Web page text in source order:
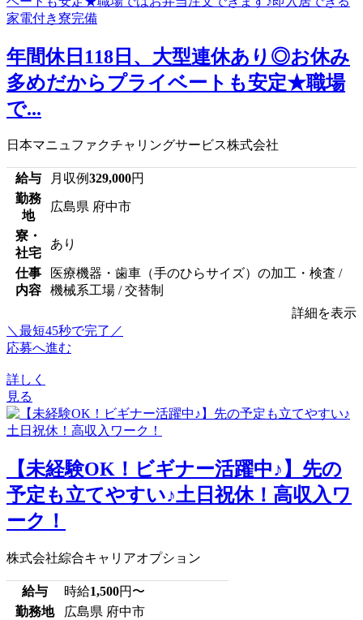
年間休日118日、大型連休あり◎お休み
多めだからプライベートも安定★職場
で...
日本マニュファクチャリングサービス株式会社
給与 月収例329,000円
勤務
地
広島県 府中市
寮・
社宅
あり
仕事
内容
医療機器・歯車（手のひらサイズ）の加工・検査 /
機械系工場 / 交替制
詳細を表示
＼最短45秒で完了／
応募へ進む
詳しく
見る
【未経験OK！ビギナー活躍中♪】先の
予定も立てやすい♪土日祝休！高収入ワ
ーク！
株式会社綜合キャリアオプション
給与 時給1,500円〜
勤務地
広島県 府中市